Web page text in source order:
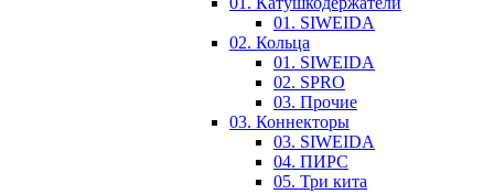
01. SIWEIDA
02. Кольца
01. SIWEIDA
02. SPRO
03. Прочие
03. Коннекторы
03. SIWEIDA
04. ПИРС
05. Три кита